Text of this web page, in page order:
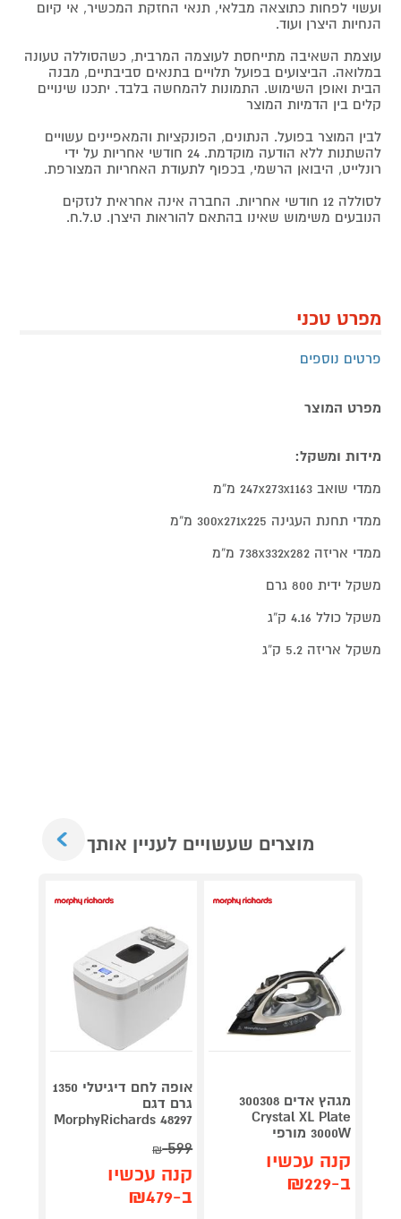
ועשוי לפחות כתוצאה מבלאי, תנאי החזקת המכשיר, אי קיום
הנחיות היצרן ועוד.
עוצמת השאיבה מתייחסת לעוצמה המרבית, כשהסוללה טעונה
במלואה. הביצועים בפועל תלויים בתנאים סביבתיים, מבנה
הבית ואופן השימוש. התמונות להמחשה בלבד. יתכנו שינויים
קלים בין הדמיות המוצר
לבין המוצר בפועל. הנתונים, הפונקציות והמאפיינים עשויים
להשתנות ללא הודעה מוקדמת. 24 חודשי אחריות על ידי
רונלייט, היבואן הרשמי, בכפוף לתעודת האחריות המצורפת.
לסוללה 12 חודשי אחריות. החברה אינה אחראית לנזקים
הנובעים משימוש שאינו בהתאם להוראות היצרן. ט.ל.ח.
מפרט טכני
פרטים נוספים
מפרט המוצר
מידות ומשקל:
ממדי שואב 247x273x1163 מ“מ
ממדי תחנת העגינה 300x271x225 מ“מ
ממדי אריזה 738x332x282 מ“מ
משקל ידית 800 גרם
משקל כולל 4.16 ק“ג
משקל אריזה 5.2 ק“ג
מוצרים שעשויים לעניין אותך
מגהץ אדים 300308
Crystal XL Plate
3000W מורפי
קנה עכשיו
ב-₪229
אופה לחם דיגיטלי 1350
גרם דגם
MorphyRichards 48297
599
₪
קנה עכשיו
ב-₪479